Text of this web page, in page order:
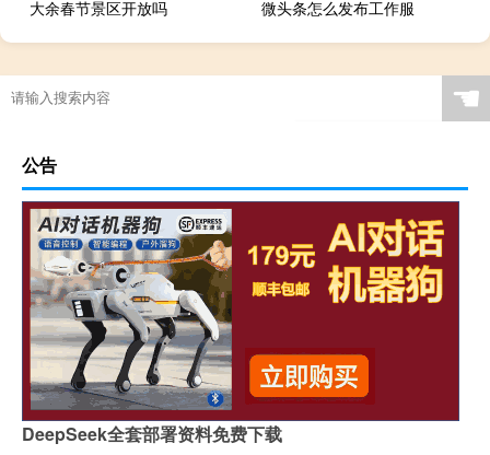
大余春节景区开放吗
微头条怎么发布工作服
☚
公告
DeepSeek全套部署资料免费下载